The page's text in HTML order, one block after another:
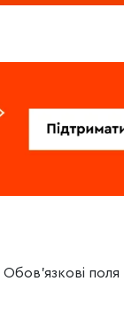
Обов’язкові поля